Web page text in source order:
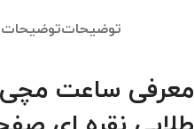
توضیحات
معرفی ساعت مچی